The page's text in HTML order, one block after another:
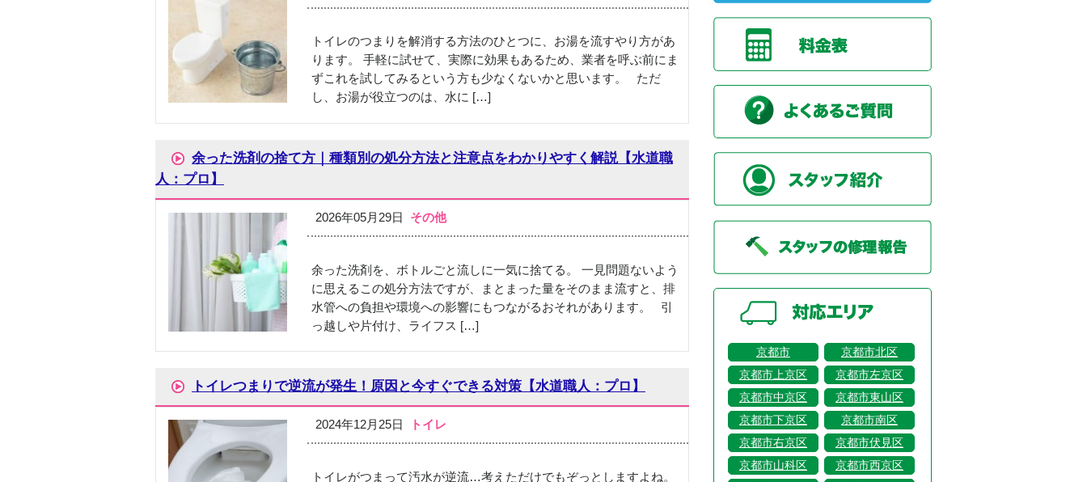
トイレのつまりを解消する方法のひとつに、お湯を流すやり方があ
ります。 手軽に試せて、実際に効果もあるため、業者を呼ぶ前にま
ずこれを試してみるという方も少なくないかと思います。 ただ
し、お湯が役立つのは、水に […]
余った洗剤の捨て方｜種類別の処分方法と注意点をわかりやすく解説【水道職
人：プロ】
2026年05月29日 その他
余った洗剤を、ボトルごと流しに一気に捨てる。 一見問題ないよう
に思えるこの処分方法ですが、まとまった量をそのまま流すと、排
水管への負担や環境への影響にもつながるおそれがあります。 引
っ越しや片付け、ライフス […]
トイレつまりで逆流が発生！原因と今すぐできる対策【水道職人：プロ】
2024年12月25日 トイレ
トイレがつまって汚水が逆流…考えただけでもぞっとしますよね。
京都市
京都市北区
京都市上京区
京都市左京区
京都市中京区
京都市東山区
京都市下京区
京都市南区
京都市右京区
京都市伏見区
京都市山科区
京都市西京区